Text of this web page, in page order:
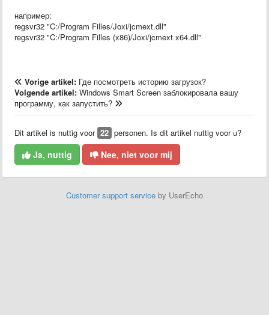
например:
regsvr32 "C:/Program Filles/Joxi/jcmext.dll"
regsvr32 "C:/Program Filles (x86)/Joxi/jcmext x64.dll"
Vorige artikel: Где посмотреть историю загрузок?
Volgende artikel: Windows Smart Screen заблокировала вашу
программу, как запустить?
Dit artikel is nuttig voor 22 personen. Is dit artikel nuttig voor u?
Ja, nuttig Nee, niet voor mij
Customer support service by UserEcho